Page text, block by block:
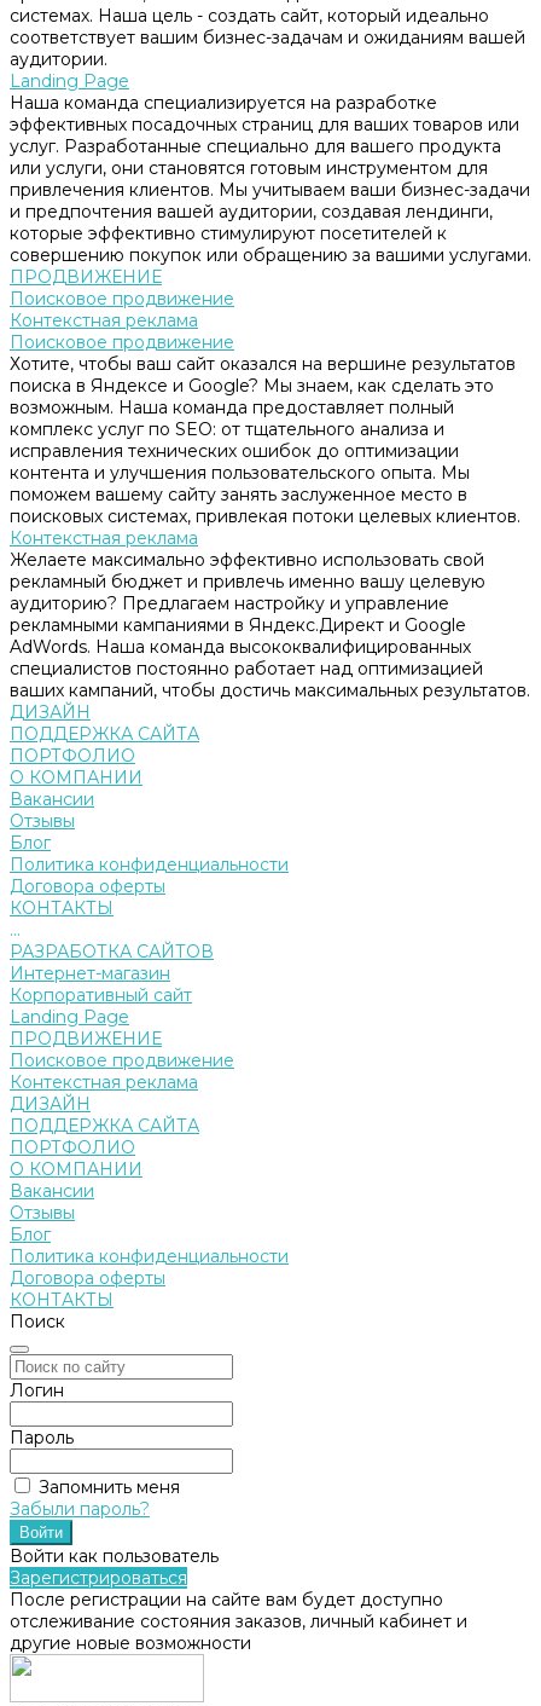
системах. Наша цель - создать сайт, который идеально
соответствует вашим бизнес-задачам и ожиданиям вашей
аудитории.
Landing Page
Наша команда специализируется на разработке
эффективных посадочных страниц для ваших товаров или
услуг. Разработанные специально для вашего продукта
или услуги, они становятся готовым инструментом для
привлечения клиентов. Мы учитываем ваши бизнес-задачи
и предпочтения вашей аудитории, создавая лендинги,
которые эффективно стимулируют посетителей к
совершению покупок или обращению за вашими услугами.
ПРОДВИЖЕНИЕ
Поисковое продвижение
Контекстная реклама
Поисковое продвижение
Хотите, чтобы ваш сайт оказался на вершине результатов
поиска в Яндексе и Google? Мы знаем, как сделать это
возможным. Наша команда предоставляет полный
комплекс услуг по SEO: от тщательного анализа и
исправления технических ошибок до оптимизации
контента и улучшения пользовательского опыта. Мы
поможем вашему сайту занять заслуженное место в
поисковых системах, привлекая потоки целевых клиентов.
Контекстная реклама
Желаете максимально эффективно использовать свой
рекламный бюджет и привлечь именно вашу целевую
аудиторию? Предлагаем настройку и управление
рекламными кампаниями в Яндекс.Директ и Google
AdWords. Наша команда высококвалифицированных
специалистов постоянно работает над оптимизацией
ваших кампаний, чтобы достичь максимальных результатов.
ДИЗАЙН
ПОДДЕРЖКА САЙТА
ПОРТФОЛИО
О КОМПАНИИ
Вакансии
Отзывы
Блог
Политика конфиденциальности
Договора оферты
КОНТАКТЫ
...
РАЗРАБОТКА САЙТОВ
Интернет-магазин
Корпоративный сайт
Landing Page
ПРОДВИЖЕНИЕ
Поисковое продвижение
Контекстная реклама
ДИЗАЙН
ПОДДЕРЖКА САЙТА
ПОРТФОЛИО
О КОМПАНИИ
Вакансии
Отзывы
Блог
Политика конфиденциальности
Договора оферты
КОНТАКТЫ
Поиск
Логин
Пароль
Запомнить меня
Забыли пароль?
Войти как пользователь
Зарегистрироваться
После регистрации на сайте вам будет доступно
отслеживание состояния заказов, личный кабинет и
другие новые возможности